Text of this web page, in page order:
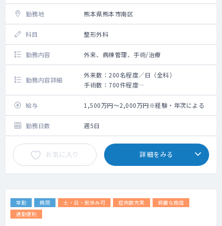
勤務地 熊本県熊本市南区
科目 整形外科
勤務内容 外来、病棟管理、手術/治療
勤務内容詳細
外来数：200名程度／日（全科）
手術数：700件程度
・整形外科の外来・オペ・病棟管理をお願い
いたします。
・年間オペ数700件程度（整形外科）
・関節鏡視下手術や人工関節置換術の割合が
高めです。
・当直無でも相談可能です。
給与 1,500万円～2,000万円※経験・年次による
勤務日数 週5日
お気に入り 詳細をみる
常勤 病院 土・日・祝休み可 症例数充実
綺麗な施設
通勤便利